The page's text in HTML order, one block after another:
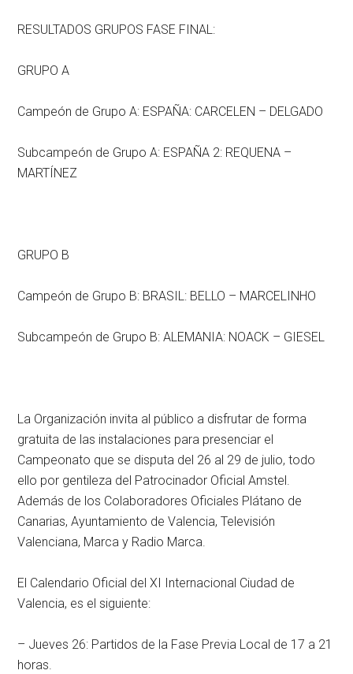
RESULTADOS GRUPOS FASE FINAL:
GRUPO A
Campeón de Grupo A: ESPAÑA: CARCELEN – DELGADO
Subcampeón de Grupo A: ESPAÑA 2: REQUENA –
MARTÍNEZ
GRUPO B
Campeón de Grupo B: BRASIL: BELLO – MARCELINHO
Subcampeón de Grupo B: ALEMANIA: NOACK – GIESEL
La Organización invita al público a disfrutar de forma
gratuita de las instalaciones para presenciar el
Campeonato que se disputa del 26 al 29 de julio, todo
ello por gentileza del Patrocinador Oficial Amstel.
Además de los Colaboradores Oficiales Plátano de
Canarias, Ayuntamiento de Valencia, Televisión
Valenciana, Marca y Radio Marca.
El Calendario Oficial del XI Internacional Ciudad de
Valencia, es el siguiente:
– Jueves 26: Partidos de la Fase Previa Local de 17 a 21
horas.